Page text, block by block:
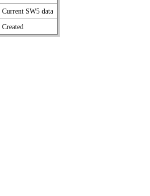
Current SW5 data
Created